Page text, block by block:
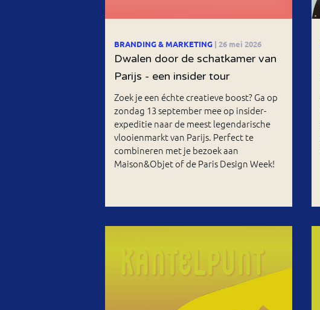
BRANDING & MARKETING | 26 mei 2026
Dwalen door de schatkamer van
Parijs - een insider tour
Zoek je een échte creatieve boost? Ga op
zondag 13 september mee op insider-
expeditie naar de meest legendarische
vlooienmarkt van Parijs. Perfect te
combineren met je bezoek aan
Maison&Objet of de Paris Design Week!